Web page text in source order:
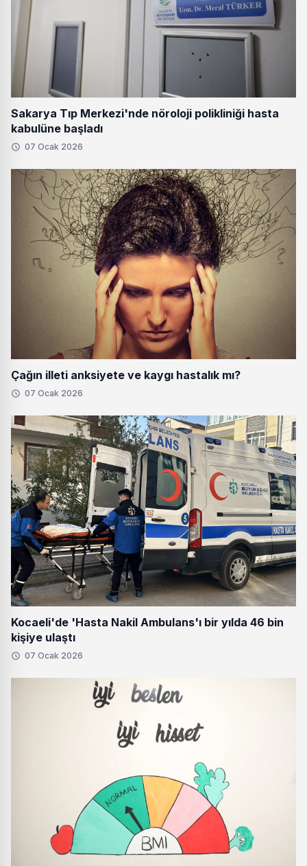
Sakarya Tıp Merkezi'nde nöroloji polikliniği hasta
kabulüne başladı
07 Ocak 2026
Çağın illeti anksiyete ve kaygı hastalık mı?
07 Ocak 2026
Kocaeli'de 'Hasta Nakil Ambulans'ı bir yılda 46 bin
kişiye ulaştı
07 Ocak 2026